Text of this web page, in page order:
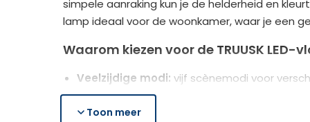
simpele aanraking kun je de helderheid en
lamp ideaal voor de woonkamer, waar je een
Waarom kiezen voor de TRUUSK LED-
Veelzijdige modi: vijf scènemodi voor
Geheugen- en timerfunctie:
Instelbare helderheid en kleurtemperatuur:
Toon meer